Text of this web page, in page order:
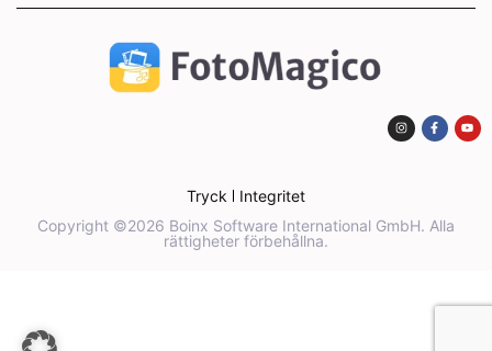
Tryck
Integritet
Copyright ©2026 Boinx Software International GmbH. Alla
rättigheter förbehållna.